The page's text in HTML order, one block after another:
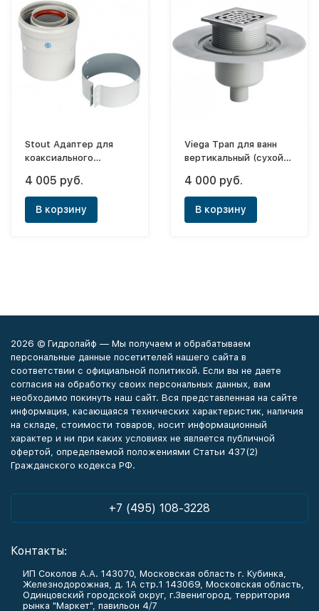
Stout Адаптер для
коаксиального
вертикальный Ø60/100
(для котлов
Vaillant/Protherm)
4 005 руб.
В корзину
Viega Трап для ванн
вертикальный (сухой
пластик ф50 [4936.3]
4 000 руб.
В корзину
2026 © Гидролайф — Мы получаем и обрабатываем
персональные данные посетителей нашего сайта в
соответствии с официальной политикой. Если вы не даете
согласия на обработку своих персональных данных, вам
необходимо покинуть наш сайт. Вся представленная на сайте
информация, касающаяся технических характеристик, наличия
на складе, стоимости товаров, носит информационный
характер и ни при каких условиях не является публичной
офертой, определяемой положениями Статьи 437(2)
Гражданского кодекса РФ.
+7 (495) 108-3228
Контакты:
ИП Соколов А.А. 143070, Московская область г. Кубинка,
Железнодорожная, д. 1А стр.1 143069, Московская область,
Одинцовский городской округ, г.Звенигород, территория
рынка "Маркет", павильон 4/7